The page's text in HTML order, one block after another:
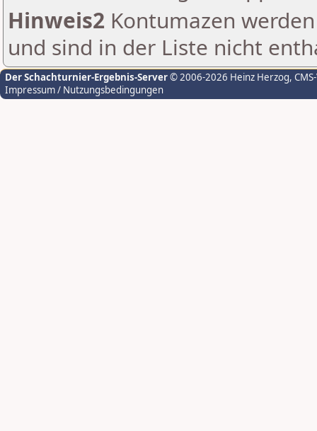
Hinweis2 Kontumazen
und sind in der Liste nicht
Der Schachturnier-Ergebnis-Server© 2006-2026 Heinz Herzog,
Impressum / Nutzungsbedingungen